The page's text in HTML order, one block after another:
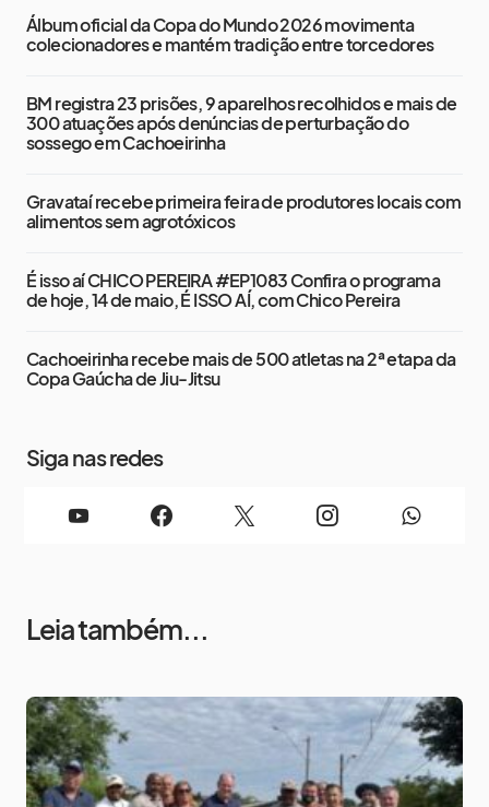
Álbum oficial da Copa do Mundo 2026 movimenta
colecionadores e mantém tradição entre torcedores
BM registra 23 prisões, 9 aparelhos recolhidos e mais de
300 atuações após denúncias de perturbação do
sossego em Cachoeirinha
Gravataí recebe primeira feira de produtores locais com
alimentos sem agrotóxicos
É isso aí CHICO PEREIRA #EP1083 Confira o programa
de hoje, 14 de maio, É ISSO AÍ, com Chico Pereira
Cachoeirinha recebe mais de 500 atletas na 2ª etapa da
Copa Gaúcha de Jiu-Jitsu
Siga nas redes
Leia também...